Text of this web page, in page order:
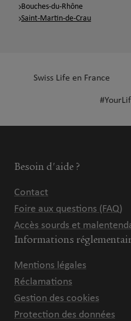
Bouches-du-Rhône
Saint-Martin-de-Crau
Swiss Life en France
Besoin d'aide ?
Contact
Foire aux questions (FAQ)
Accès sourds et
Informations
Mentions légales
Réclamations
Gestion des cookies
Protection des données